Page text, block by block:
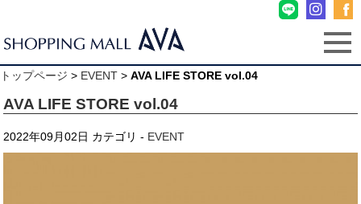
トップページ > EVENT > AVA LIFE STORE vol.04
AVA LIFE STORE vol.04
2022年09月02日 カテゴリ - EVENT